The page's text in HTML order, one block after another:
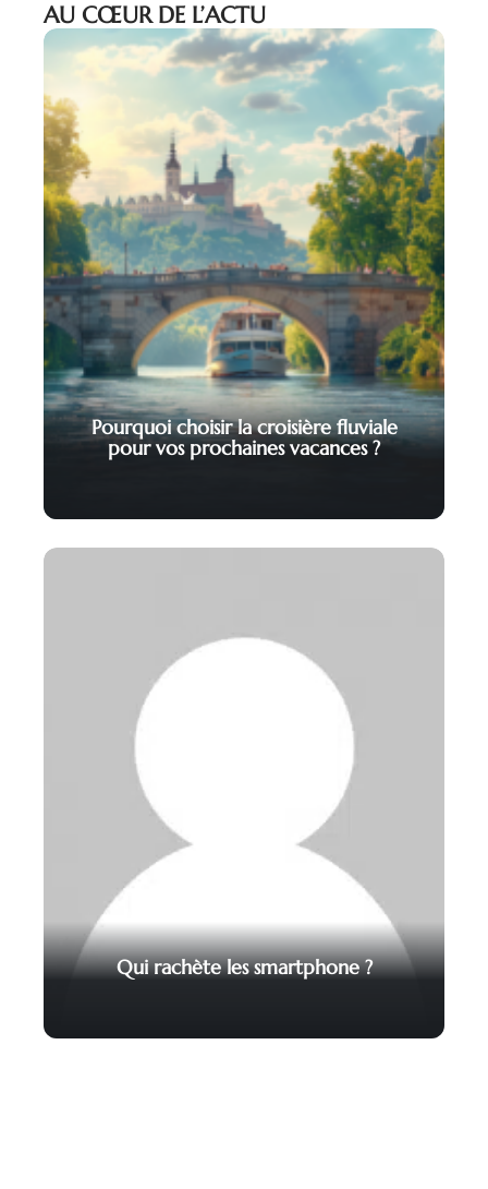
AU CŒUR DE L’ACTU
Pourquoi choisir la croisière fluviale
pour vos prochaines vacances ?
Qui rachète les smartphone ?